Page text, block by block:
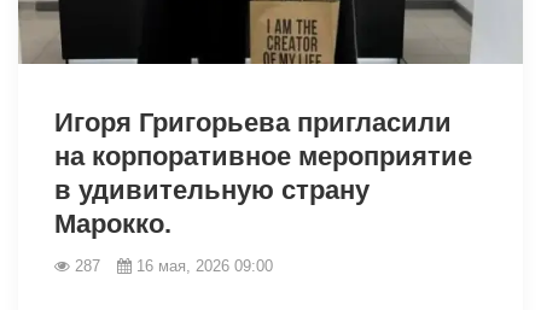
Игоря Григорьева пригласили
на корпоративное мероприятие
в удивительную страну
Марокко.
287 16 мая, 2026 09:00